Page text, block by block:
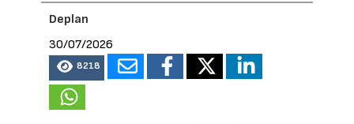
Deplan
30/07/2026
8218